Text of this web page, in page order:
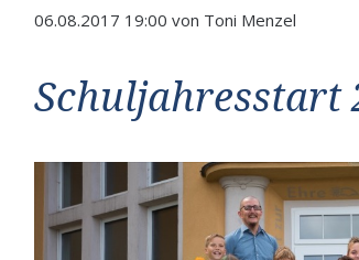
06.08.2017 19:00 von Toni Menzel
Schuljahresstart